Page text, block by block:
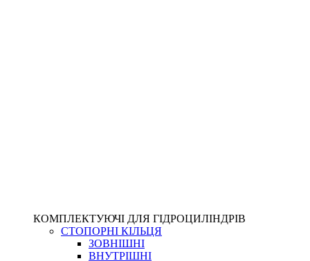
КОМПЛЕКТУЮЧІ ДЛЯ ГІДРОЦИЛІНДРІВ
СТОПОРНІ КІЛЬЦЯ
ЗОВНІШНІ
ВНУТРІШНІ